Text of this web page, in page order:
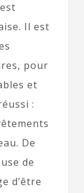
Il est
pour
et
:
De
de
d’être